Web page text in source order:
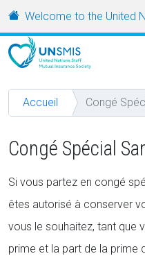
Aller au contenu principal
URLWelcome to the United
Accueil Congé
Congé Spécial
Si vous partez en congé
êtes autorisé à conserver
vous le souhaitez, tant que
prime et la part de la prime